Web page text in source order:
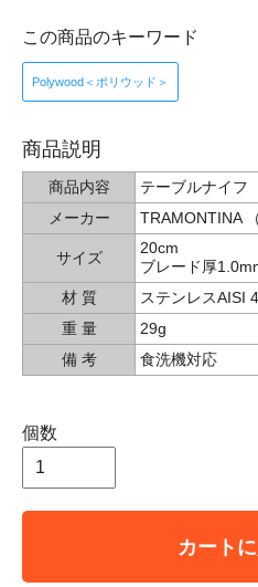
この商品のキーワード
Polywood＜ポリウッド＞
商品説明
商品内容
テーブルナイフ
メーカー
TRAMONTINA
サイズ
20cm
ブレード厚
材 質
ステンレスAISI
重 量
29g
備 考
食洗機対応
個数
カート